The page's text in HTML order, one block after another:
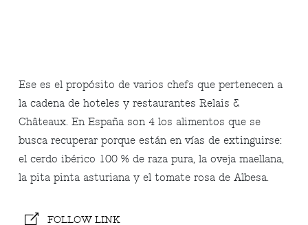
Ese es el propósito de varios chefs que pertenecen a
la cadena de hoteles y restaurantes Relais &
Châteaux. En España son 4 los alimentos que se
busca recuperar porque están en vías de extinguirse:
el cerdo ibérico 100 % de raza pura, la oveja maellana,
la pita pinta asturiana y el tomate rosa de Albesa.
FOLLOW LINK